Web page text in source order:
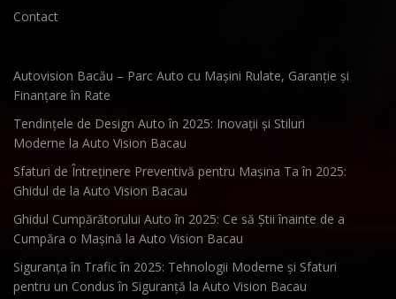
Contact
Autovision Bacău – Parc Auto cu Mașini Rulate, Garanție și
Finanțare în Rate
Tendințele de Design Auto în 2025: Inovații și Stiluri
Moderne la Auto Vision Bacau
Sfaturi de Întreținere Preventivă pentru Mașina Ta în 2025:
Ghidul de la Auto Vision Bacau
Ghidul Cumpărătorului Auto în 2025: Ce să Știi înainte de a
Cumpăra o Mașină la Auto Vision Bacau
Siguranța în Trafic în 2025: Tehnologii Moderne și Sfaturi
pentru un Condus în Siguranță la Auto Vision Bacau